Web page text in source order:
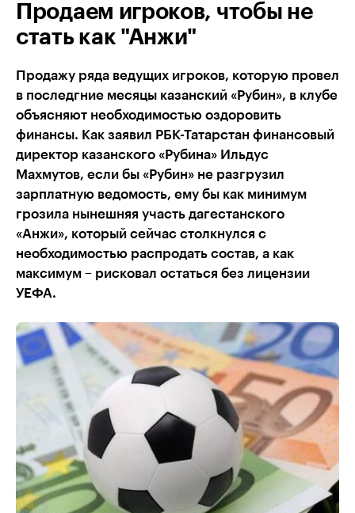
Продаем игроков, чтобы не
стать как "Анжи"
Продажу ряда ведущих игроков, которую провел
в последгние месяцы казанский «Рубин», в клубе
объясняют необходимостью оздоровить
финансы. Как заявил РБК-Татарстан финансовый
директор казанского «Рубина» Ильдус
Махмутов, если бы «Рубин» не разгрузил
зарплатную ведомость, ему бы как минимум
грозила нынешняя участь дагестанского
«Анжи», который сейчас столкнулся с
необходимостью распродать состав, а как
максимум – рисковал остаться без лицензии
УЕФА.